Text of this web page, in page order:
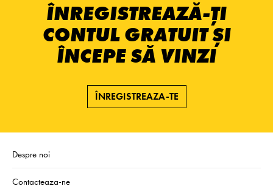
ÎNREGISTREAZĂ-ȚI
CONTUL GRATUIT ȘI
ÎNCEPE SĂ VINZI
ÎNREGISTREAZA-TE
Despre noi
Contacteaza-ne